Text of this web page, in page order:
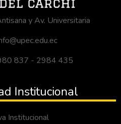
y Av. Universitaria
837 - 2984 435
Institucional
Institucional